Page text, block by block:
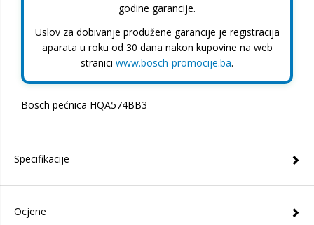
godine garancije.
Uslov za dobivanje produžene garancije je registracija
aparata u roku od 30 dana nakon kupovine na web
stranici www.bosch-promocije.ba.
Bosch pećnica HQA574BB3
Specifikacije
Ocjene